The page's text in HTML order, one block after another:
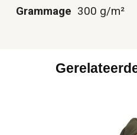
Grammage 300 g/m²